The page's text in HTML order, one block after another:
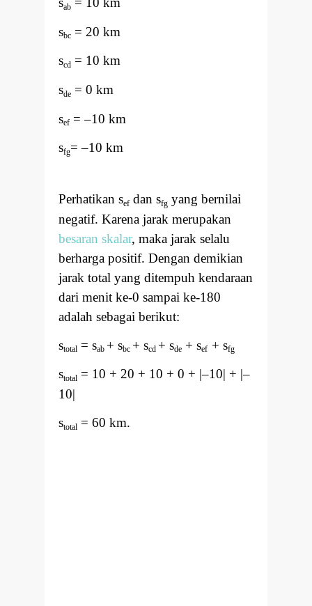
ab
sbc = 20 km
scd = 10 km
sde = 0 km
sef = –10 km
sfg= –10 km
Perhatikan sef dan sfg yang bernilai
negatif. Karena jarak merupakan
besaran skalar, maka jarak selalu
berharga positif. Dengan demikian
jarak total yang ditempuh kendaraan
dari menit ke-0 sampai ke-180
adalah sebagai berikut:
stotal = sab + sbc + scd + sde + sef + sfg
stotal = 10 + 20 + 10 + 0 + |–10| + |–
10|
stotal = 60 km.